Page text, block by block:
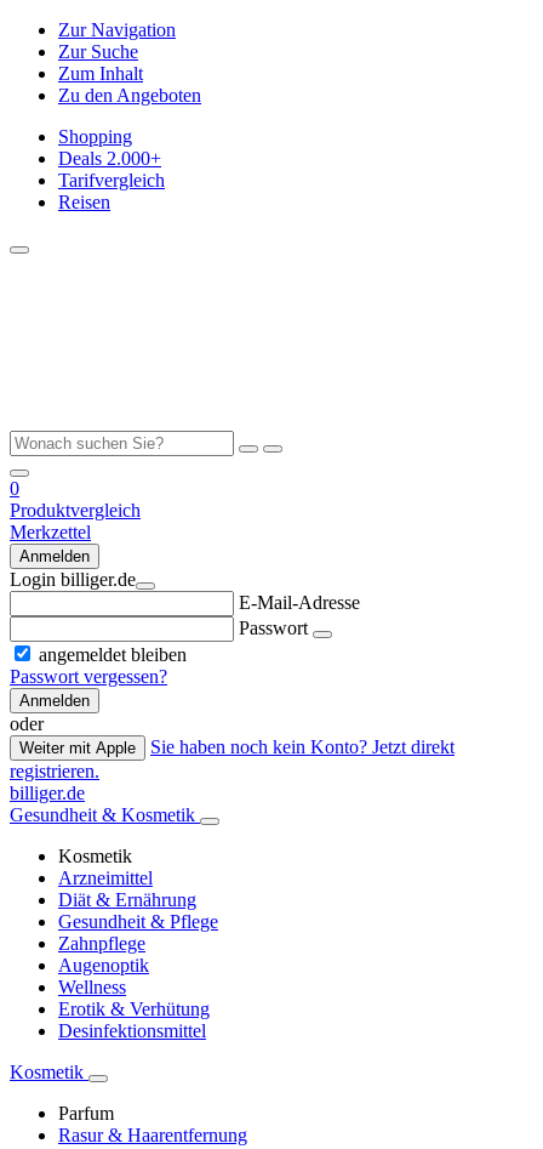
Zur Navigation
Zur Suche
Zum Inhalt
Zu den Angeboten
Shopping
Deals 2.000+
Tarifvergleich
Reisen
0
Produktvergleich
Merkzettel
Anmelden
Login billiger.de
E-Mail-Adresse
Passwort
angemeldet bleiben
Passwort vergessen?
Anmelden
oder
Weiter mit Apple
Sie haben noch kein Konto? Jetzt direkt
registrieren.
billiger.de
Gesundheit & Kosmetik
Kosmetik
Arzneimittel
Diät & Ernährung
Gesundheit & Pflege
Zahnpflege
Augenoptik
Wellness
Erotik & Verhütung
Desinfektionsmittel
Kosmetik
Parfum
Rasur & Haarentfernung